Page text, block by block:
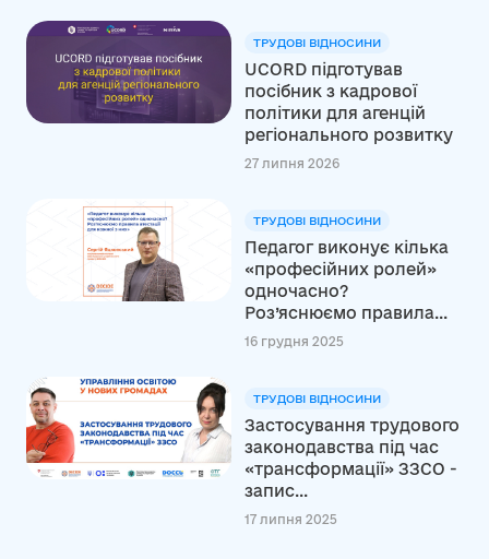
ТРУДОВІ ВІДНОСИНИ
UCORD підготував
посібник з кадрової
політики для агенцій
регіонального розвитку
27 липня 2026
ТРУДОВІ ВІДНОСИНИ
Педагог виконує кілька
«професійних ролей»
одночасно?
Роз’яснюємо правила...
16 грудня 2025
ТРУДОВІ ВІДНОСИНИ
Застосування трудового
законодавства під час
«трансформації» ЗЗСО -
запис...
17 липня 2025